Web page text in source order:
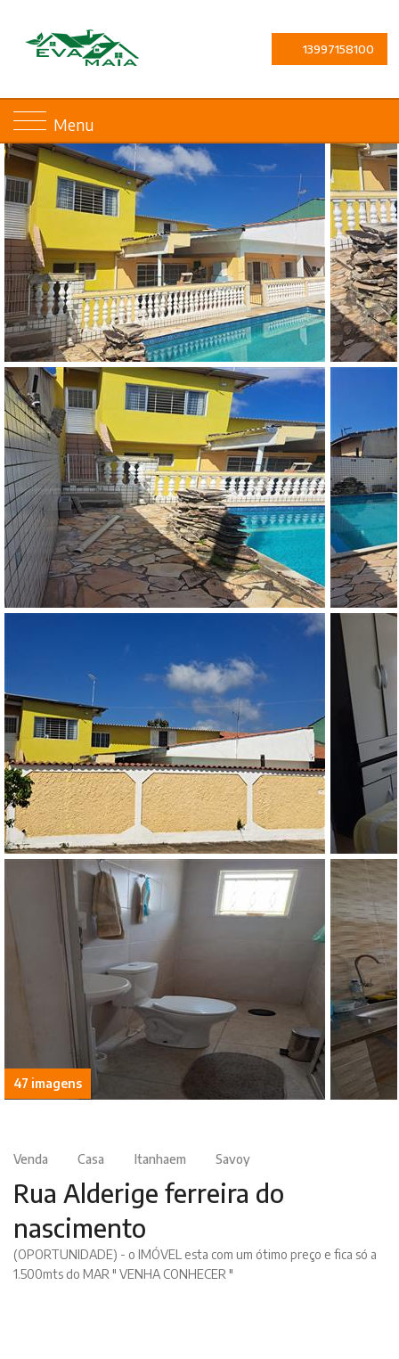
13997158100
Menu
47 imagens
Venda Casa Itanhaem Savoy
Rua Alderige ferreira do
nascimento
(OPORTUNIDADE) - o IMÓVEL esta com um ótimo preço e fica só a
1.500mts do MAR " VENHA CONHECER "